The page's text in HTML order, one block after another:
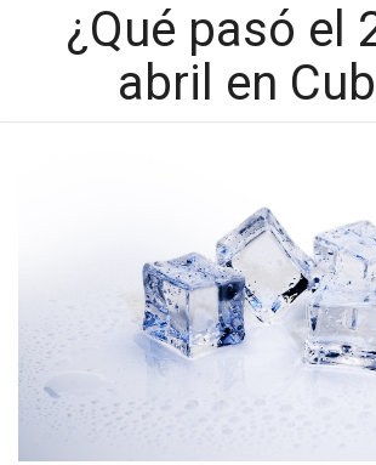
¿Qué pasó el
abril en